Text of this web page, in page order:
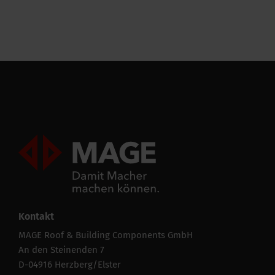
Alle Spezifikationen ausblenden
Mageroof Logo Footer
Kontakt
MAGE Roof & Building Components GmbH
An den Steinenden 7
D-04916 Herzberg/Elster